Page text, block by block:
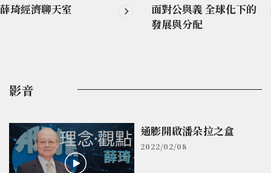
薛琦經濟聊天室
面對公與義 全球化下的
發展與分配
影音
通膨開啟潘朵拉之盒
2022/02/08